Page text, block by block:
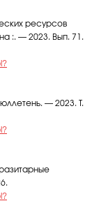
ресурсов
:. — 2023. Вып. 71.
— 2023. Т.